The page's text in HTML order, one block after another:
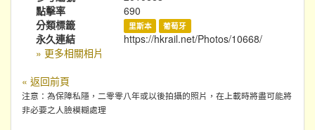
點擊率
690
分類標籤
里斯本 葡萄牙
永久連結
https://hkrail.net/Photos/10668/
» 更多相關相片
« 返回前頁
注意：為保障私隱，二零零八年或以後拍攝的照片，在上載時將盡可能將
非必要之人臉模糊處理